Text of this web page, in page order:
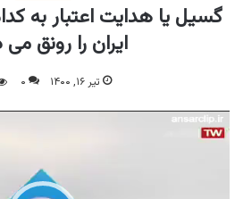
گسیل یا هدایت اعتبار به
ایران را رونق
تیر ۱۶, ۱۴۰۰ ۰
نمایشگر
ویدیو